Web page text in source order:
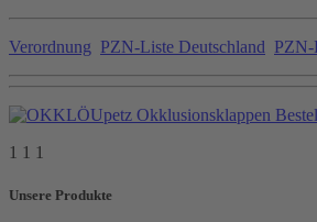
Verordnung PZN-Liste Deutschland PZN-
1 1 1
Unsere Produkte